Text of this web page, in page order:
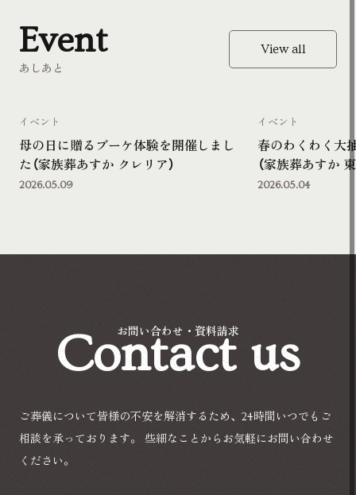
あしあと
Event View all
母の日に贈るブーケ体験を開催しまし
た（家族葬あすか クレリア）
イベント
2026.05.09
春のわくわく大
（家族葬あすか
イベント
2026.05.04
お問い合わせ・資料請求
Contact us
ご葬儀について皆様の不安を解消するため、24時間いつでもご
相談を承っております。
些細なことからお気軽にお問い合わせ
ください。